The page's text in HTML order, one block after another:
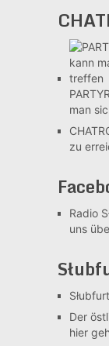
man
zu
Radio
uns
Der
hier